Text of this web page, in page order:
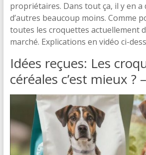
propriétaires. Dans tout ça, il y en a
d’autres beaucoup moins. Comme
toutes les croquettes actuellement
marché. Explications en vidéo ci-
Idées reçues: Les
céréales c’est mieux ?